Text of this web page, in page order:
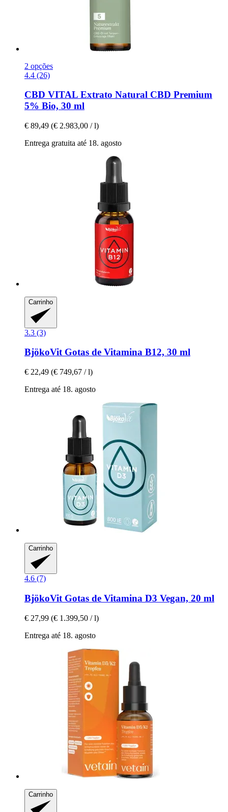
2 opções
4.4 (26)
CBD VITAL Extrato Natural CBD Premium
5% Bio, 30 ml
€ 89,49 (€ 2.983,00 / l)
Entrega gratuita até 18. agosto
Carrinho
3.3 (3)
BjökoVitGotas de Vitamina B12, 30 ml
€ 22,49 (€ 749,67 / l)
Entrega até 18. agosto
Carrinho
4.6 (7)
BjökoVit Gotas de Vitamina D3 Vegan, 20 ml
€ 27,99 (€ 1.399,50 / l)
Entrega até 18. agosto
Carrinho